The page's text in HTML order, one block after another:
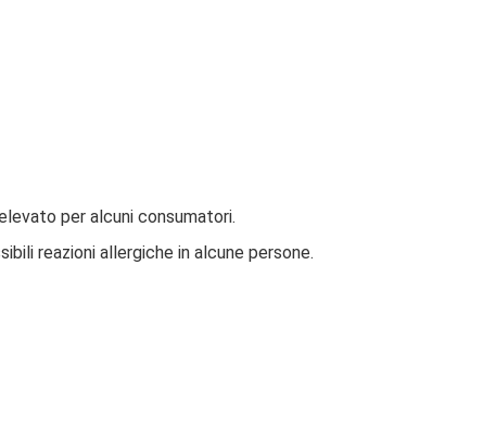
per alcuni consumatori.
reazioni allergiche in alcune persone.